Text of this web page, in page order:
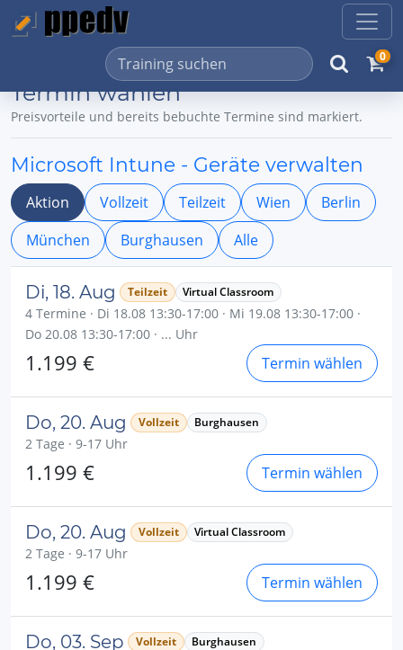
0
Termin wählen
Preisvorteile und bereits bebuchte Termine sind markiert.
Microsoft Intune - Geräte verwalten
Aktion Vollzeit Teilzeit Wien
Berlin
München
Burghausen Alle
Di, 18. Aug Teilzeit Virtual Classroom
4 Termine · Di 18.08 13:30-17:00 · Mi 19.08 13:30-17:00 ·
Do 20.08 13:30-17:00 · ... Uhr
1.199 € Termin wählen
Do, 20. Aug Vollzeit Burghausen
2 Tage · 9-17 Uhr
1.199 € Termin wählen
Do, 20. Aug Vollzeit Virtual Classroom
2 Tage · 9-17 Uhr
1.199 € Termin wählen
Do, 03. Sep Vollzeit Burghausen